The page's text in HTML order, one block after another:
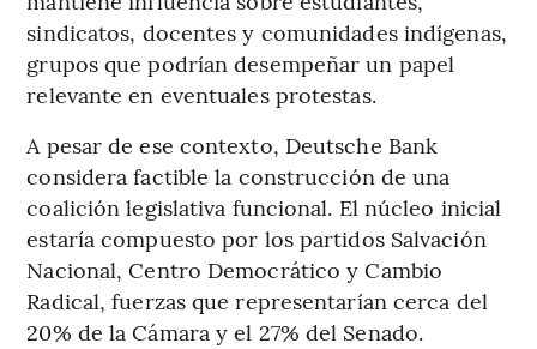
sindicatos, docentes y comunidades indígenas,
grupos que podrían desempeñar un papel
relevante en eventuales protestas.
A pesar de ese contexto, Deutsche Bank
considera factible la construcción de una
coalición legislativa funcional. El núcleo inicial
estaría compuesto por los partidos Salvación
Nacional, Centro Democrático y Cambio
Radical, fuerzas que representarían cerca del
20% de la Cámara y el 27% del Senado.